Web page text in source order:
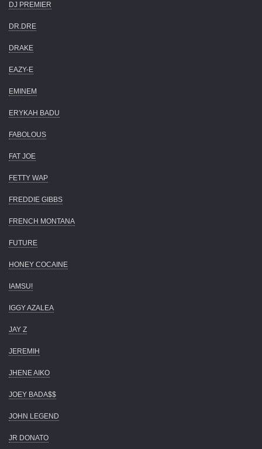
DJ PREMIER
DR.DRE
DRAKE
EAZY-E
EMINEM
ERYKAH BADU
FABOLOUS
FAT JOE
FETTY WAP
FREDDIE GIBBS
FRENCH MONTANA
FUTURE
HONEY COCAINE
IAMSU!
IGGY AZALEA
JAY Z
JEREMIH
JHENE AIKO
JOEY BADA$$
JOHN LEGEND
JR DONATO